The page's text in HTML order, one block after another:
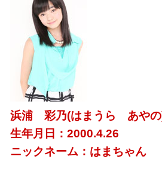
浜浦 彩乃(はまうら あや
生年月日：2000.4.26
ニックネーム：はまちゃん